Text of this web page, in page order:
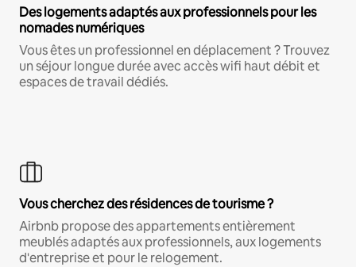
Des logements adaptés aux professionnels pour les
nomades numériques
Vous êtes un professionnel en déplacement ? Trouvez
un séjour longue durée avec accès wifi haut débit et
espaces de travail dédiés.
Vous cherchez des résidences de tourisme ?
Airbnb propose des appartements entièrement
meublés adaptés aux professionnels, aux logements
d'entreprise et pour le relogement.